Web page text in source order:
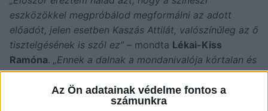
Az Ön adatainak védelme fontos a
számunkra
eszközökkel megpróbálod megformálni az adott
előadót, jelen esetben Kaszás Attilát, valószínűleg az ő
tisztelgésének is szól ez” – mondta Lékai-Kiss
Ramóna.
„Ennek a dalnak a mondanivalója kórtalan és
ezt te át tudtad adni”.
„Vannak emberek, akim meghalnak, de sosem halnak